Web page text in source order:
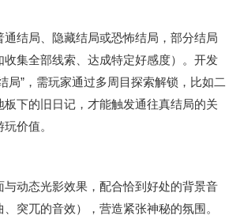
结局、隐藏结局或恐怖结局，部分结局
收集全部线索、达成特定好感度）。开发
局”，需玩家通过多周目探索解锁，比如二
板下的旧日记，才能触发通往真结局的关
价值。
与动态光影效果，配合恰到好处的背景音
突兀的音效），营造紧张神秘的氛围。